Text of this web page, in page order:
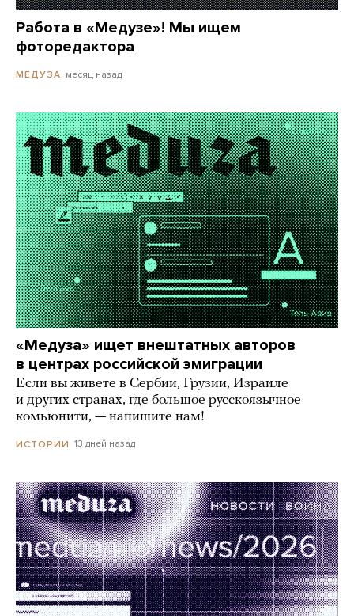
Работа в «Медузе»! Мы ищем
фоторедактора
МЕДУЗА месяц назад
«Медуза» ищет внештатных авторов
в центрах российской эмиграции
Если вы живете в Сербии, Грузии, Израиле
и других странах, где большое русскоязычное
комьюнити, — напишите нам!
ИСТОРИИ 13 дней назад